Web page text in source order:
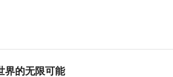
界的无限可能